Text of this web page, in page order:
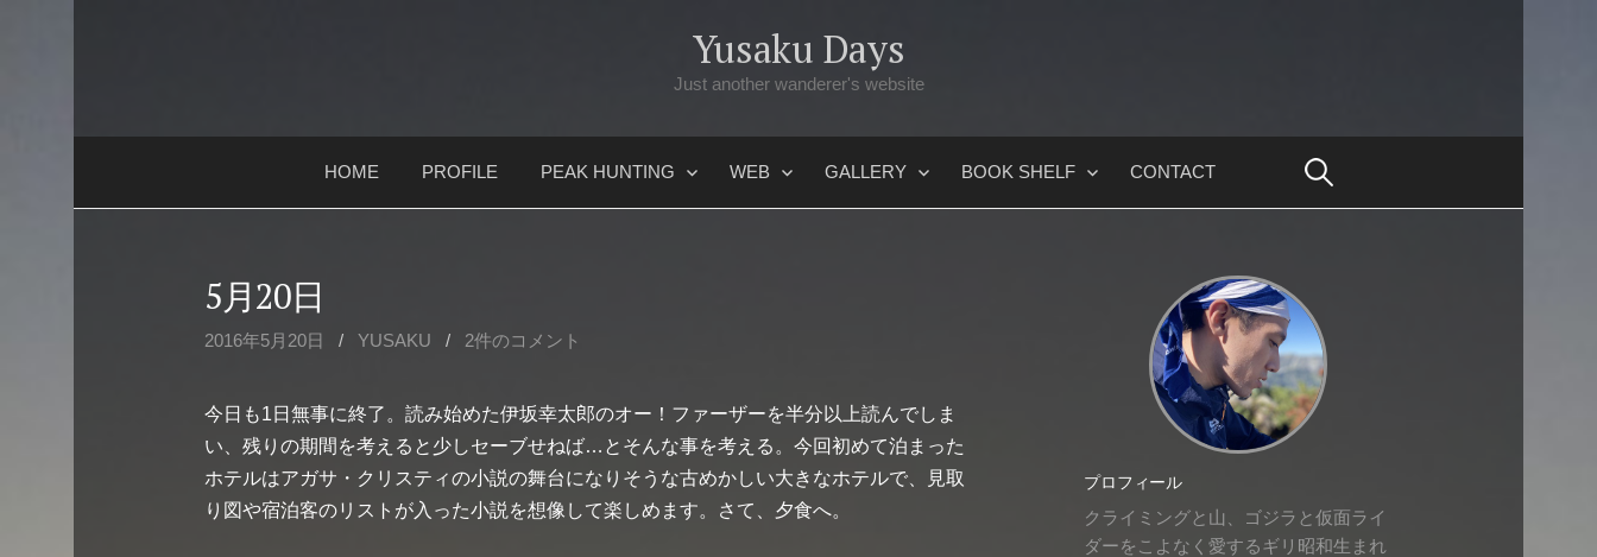
ツ
ス
Yusaku Days
Just another wanderer's website
HOME PROFILE PEAK HUNTING WEB GALLERY BOOK SHELF CONTACT
5月20日
2016年5月20日 / YUSAKU / 2件のコメント
今日も1日無事に終了。読み始めた伊坂幸太郎のオー！ファーザーを半分以上読んでしま
い、残りの期間を考えると少しセーブせねば…とそんな事を考える。今回初めて泊まった
ホテルはアガサ・クリスティの小説の舞台になりそうな古めかしい大きなホテルで、見取
り図や宿泊客のリストが入った小説を想像して楽しめます。さて、夕食へ。
プロフィール
クライミングと山、ゴジラと仮面ライ
ダーをこよなく愛するギリ昭和生まれ